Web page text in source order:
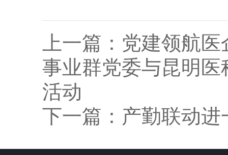
上一篇： 党建领航
事业群党委与昆明
活动
下一篇： 产勤联动